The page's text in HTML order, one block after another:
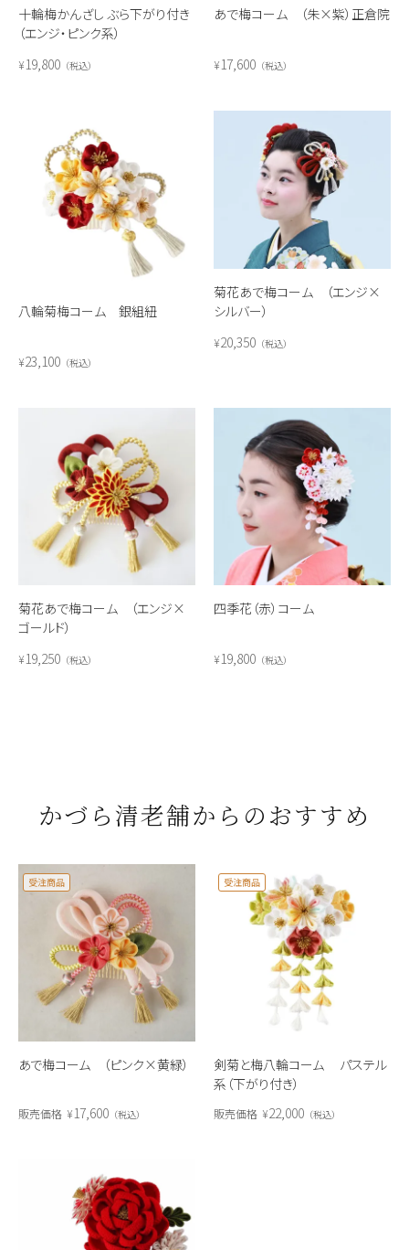
十輪梅かんざし ぶら下がり付き
（エンジ・ピンク系）
¥19,800 税込
あで梅コーム （朱×紫）正倉院
¥17,600 税込
八輪菊梅コーム 銀組紐
¥23,100 税込
菊花あで梅コーム （エンジ×
シルバー）
¥20,350 税込
菊花あで梅コーム （エンジ×
ゴールド）
¥19,250 税込
四季花（赤）コーム
¥19,800 税込
かづら清老舗からのおすすめ
あで梅コーム （ピンク×黄緑）
受注商品
販売価格 ¥17,600 税込
剣菊と梅八輪コーム パステル
系（下がり付き）
受注商品
販売価格 ¥22,000 税込